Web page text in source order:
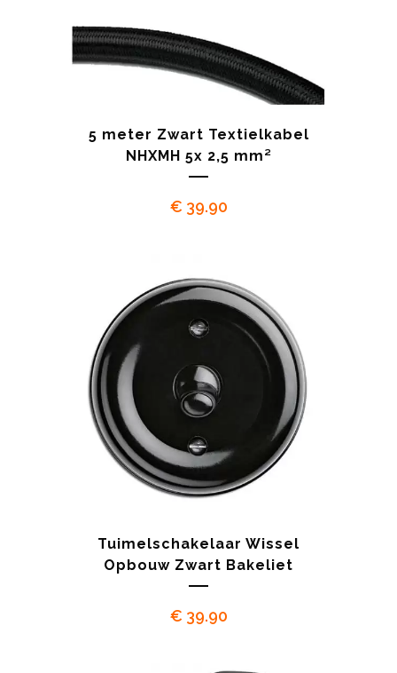
5 meter Zwart Textielkabel
NHXMH 5x 2,5 mm²
€ 39.90
Tuimelschakelaar Wissel
Opbouw Zwart Bakeliet
€ 39.90